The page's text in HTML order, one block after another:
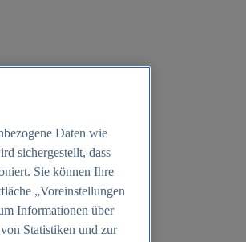
Daten wie
sichergestellt, dass
Sie können Ihre
„Voreinstellungen
Informationen über
Statistiken und zur